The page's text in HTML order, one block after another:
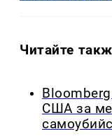
Читайте
США за